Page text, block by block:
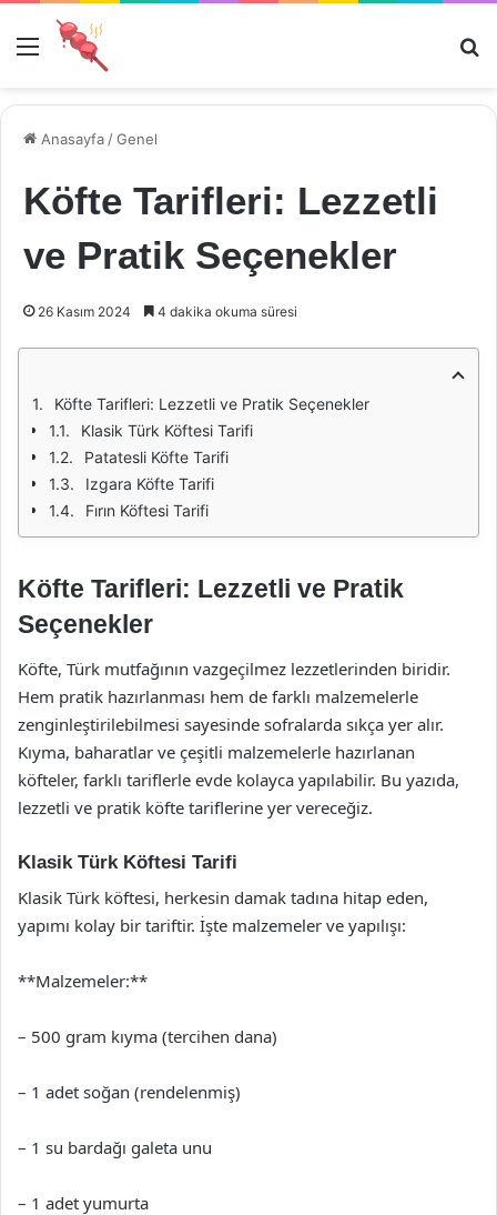
Menü
Anasayfa /Genel
Köfte Tarifleri: Lezzetli
ve Pratik Seçenekler
26 Kasım 2024 4 dakika okuma süresi
Köfte Tarifleri: Lezzetli ve Pratik Seçenekler
Klasik Türk Köftesi Tarifi
Patatesli Köfte Tarifi
Izgara Köfte Tarifi
Fırın Köftesi Tarifi
Köfte Tarifleri: Lezzetli ve Pratik
Seçenekler
Köfte, Türk mutfağının vazgeçilmez lezzetlerinden biridir.
Hem pratik hazırlanması hem de farklı malzemelerle
zenginleştirilebilmesi sayesinde sofralarda sıkça yer alır.
Kıyma, baharatlar ve çeşitli malzemelerle hazırlanan
köfteler, farklı tariflerle evde kolayca yapılabilir. Bu yazıda,
lezzetli ve pratik köfte tariflerine yer vereceğiz.
Klasik Türk Köftesi Tarifi
Klasik Türk köftesi, herkesin damak tadına hitap eden,
yapımı kolay bir tariftir. İşte malzemeler ve yapılışı:
**Malzemeler:**
– 500 gram kıyma (tercihen dana)
– 1 adet soğan (rendelenmiş)
– 1 su bardağı galeta unu
– 1 adet yumurta